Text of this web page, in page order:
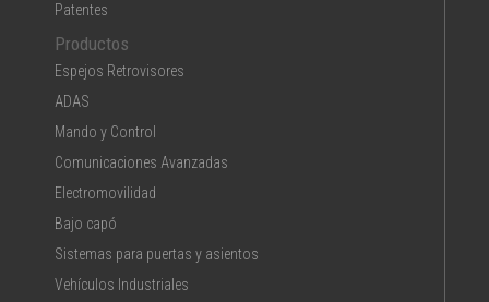
Patentes
Productos
Espejos Retrovisores
ADAS
Mando y Control
Comunicaciones Avanzadas
Electromovilidad
Bajo capó
Sistemas para puertas y asientos
Vehículos Industriales